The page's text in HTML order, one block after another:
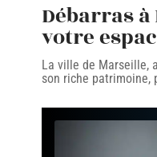
Débarras
votre
La ville de Marseille,
son riche patrimoine,